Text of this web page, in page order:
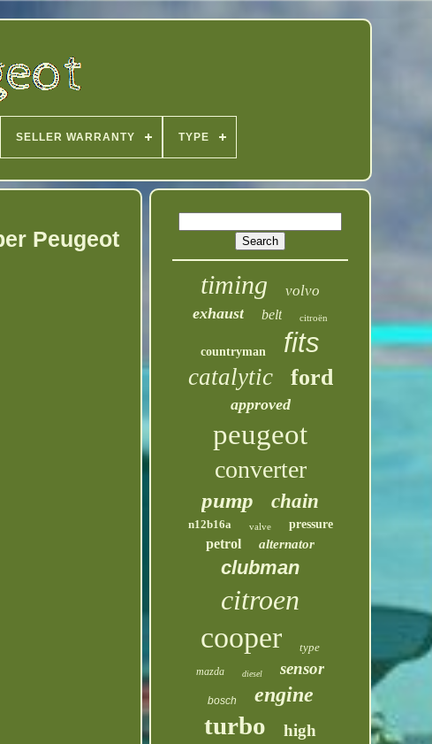
SELLER WARRANTY TYPE
Peugeot
timing volvo
exhaust belt citroën
countryman fits
catalytic ford
approved
peugeot
converter
pump chain
n12b16a valve pressure
petrol alternator
clubman
citroen
cooper type
mazda diesel sensor
bosch engine
turbo high